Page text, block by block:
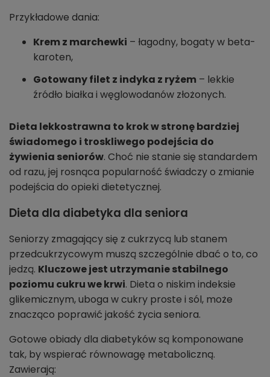
Przykładowe dania:
Krem z marchewki – łagodny, bogaty w beta-
karoten,
Gotowany filet z indyka z ryżem – lekkie
źródło białka i węglowodanów złożonych.
Dieta lekkostrawna to krok w stronę bardziej
świadomego i troskliwego podejścia do
żywienia seniorów. Choć nie stanie się standardem
od razu, jej rosnąca popularność świadczy o zmianie
podejścia do opieki dietetycznej.
Dieta dla diabetyka dla seniora
Seniorzy zmagający się z cukrzycą lub stanem
przedcukrzycowym muszą szczególnie dbać o to, co
jedzą. Kluczowe jest utrzymanie stabilnego
poziomu cukru we krwi. Dieta o niskim indeksie
glikemicznym, uboga w cukry proste i sól, może
znacząco poprawić jakość życia seniora.
Gotowe obiady dla diabetyków są komponowane
tak, by wspierać równowagę metaboliczną.
Zawierają: